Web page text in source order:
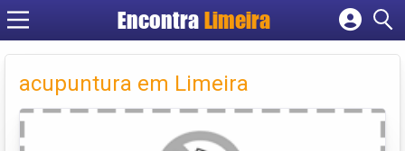
Encontra Limeira
Cadastrar empresa
Criar conta
acupuntura em Limeira